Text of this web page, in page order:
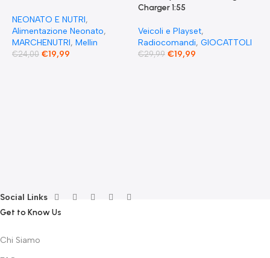
NEONATO E NUTRI,
Alimentazione Neonato,
MARCHENUTRI, Mellin
€24,00 €19,99
Charger 1:55
Veicoli e Playset,
Radiocomandi, GIOCATTOLI
€29,99 €19,99
Social Links
Get to Know Us
Chi Siamo